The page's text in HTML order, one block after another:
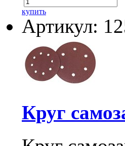
купить
Артикул:
Круг